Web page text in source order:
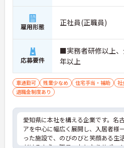
雇用形態 正社員(正職員)
応募要件
■実務者研修以上
年以上
車通勤可 残業少なめ 住宅手当・補助 社
退職金制度あり
愛知県に本社を構える企業です。名
アを中心に幅広く展開し、入居者様
った施設で、のびのびと笑顔ある生